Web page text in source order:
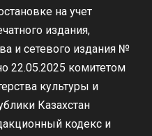
на учет
издания,
и сетевого издания №
22.05.2025 комитетом
культуры и
Казахстан
кодекс и